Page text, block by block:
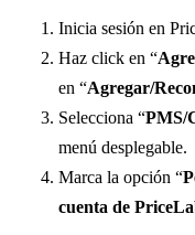
Inicia sesión en
Haz click en “
en “Agregar/
Selecciona “PMS/
menú desplegable.
Marca la opción “
cuenta de